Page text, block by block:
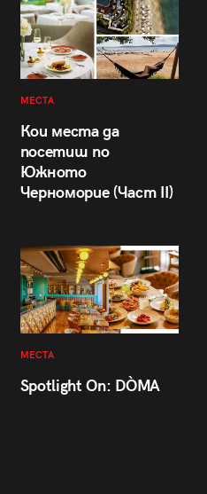
МЕСТА
Кои места да
посетиш по
Южното
Черноморие (Част II)
МЕСТА
Spotlight On: DÒMA